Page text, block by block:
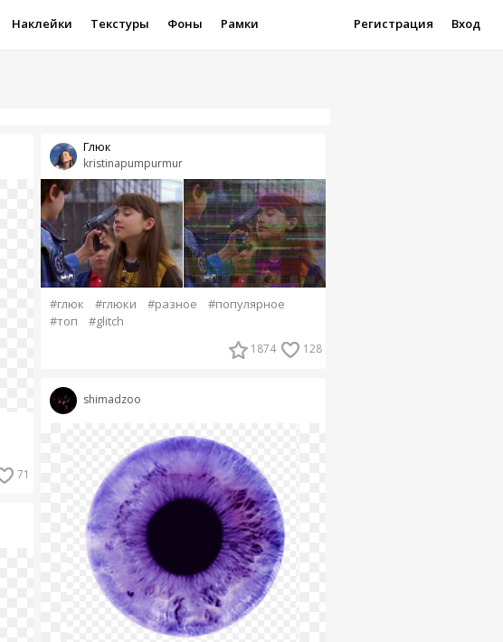
Наклейки Текстуры Фоны Рамки Регистрация Вход
71
kristinapumpurmur
Глюк
#глюк #глюки #разное
#популярное
#топ
#glitch
1874 128
shimadzoo